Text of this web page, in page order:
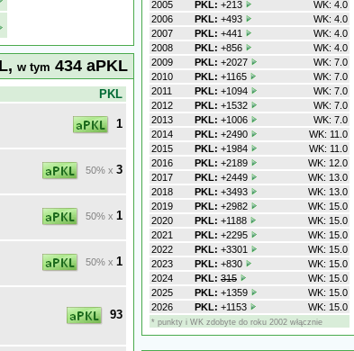
w tym 434 aPKL
PKL
1
50% x 3
50% x 1
50% x 1
93
2005
PKL: +213
WK: 4.0
2006
PKL: +493
WK: 4.0
2007
PKL: +441
WK: 4.0
2008
PKL: +856
WK: 4.0
2009
PKL: +2027
WK: 7.0
2010
PKL: +1165
WK: 7.0
2011
PKL: +1094
WK: 7.0
2012
PKL: +1532
WK: 7.0
2013
PKL: +1006
WK: 7.0
2014
PKL: +2490
WK: 11.0
2015
PKL: +1984
WK: 11.0
2016
PKL: +2189
WK: 12.0
2017
PKL: +2449
WK: 13.0
2018
PKL: +3493
WK: 13.0
2019
PKL: +2982
WK: 15.0
2020
PKL: +1188
WK: 15.0
2021
PKL: +2295
WK: 15.0
2022
PKL: +3301
WK: 15.0
2023
PKL: +830
WK: 15.0
2024
PKL: 315
WK: 15.0
2025
PKL: +1359
WK: 15.0
2026
PKL: +1153 WK: 15.0
* punkty i WK zdobyte do roku 2002 włącznie